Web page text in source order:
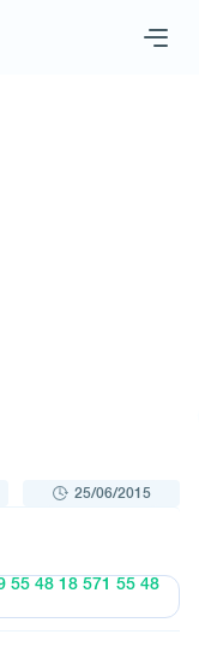
25/06/2015
55 48 18 571 55 48